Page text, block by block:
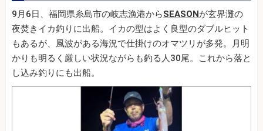
9月6日、福岡県糸島市の岐志漁港からSEASONが玄界灘の
夜焚きイカ釣りに出船。イカの型はよく良型のダブルヒット
もあるが、風波がある海況で仕掛けのオマツリが多発。月明
かりも明るく厳しい状況ながらも釣る人30尾。これから落と
し込み釣りにも出船。